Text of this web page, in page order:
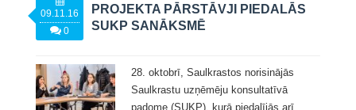
09.11.16
0
PROJEKTA PĀRSTĀVJI PIEDALĀS
SUKP SANĀKSMĒ
28. oktobrī, Saulkrastos norisinājās
Saulkrastu uzņēmēju konsultatīvā
padome (SUKP), kurā piedalījās arī